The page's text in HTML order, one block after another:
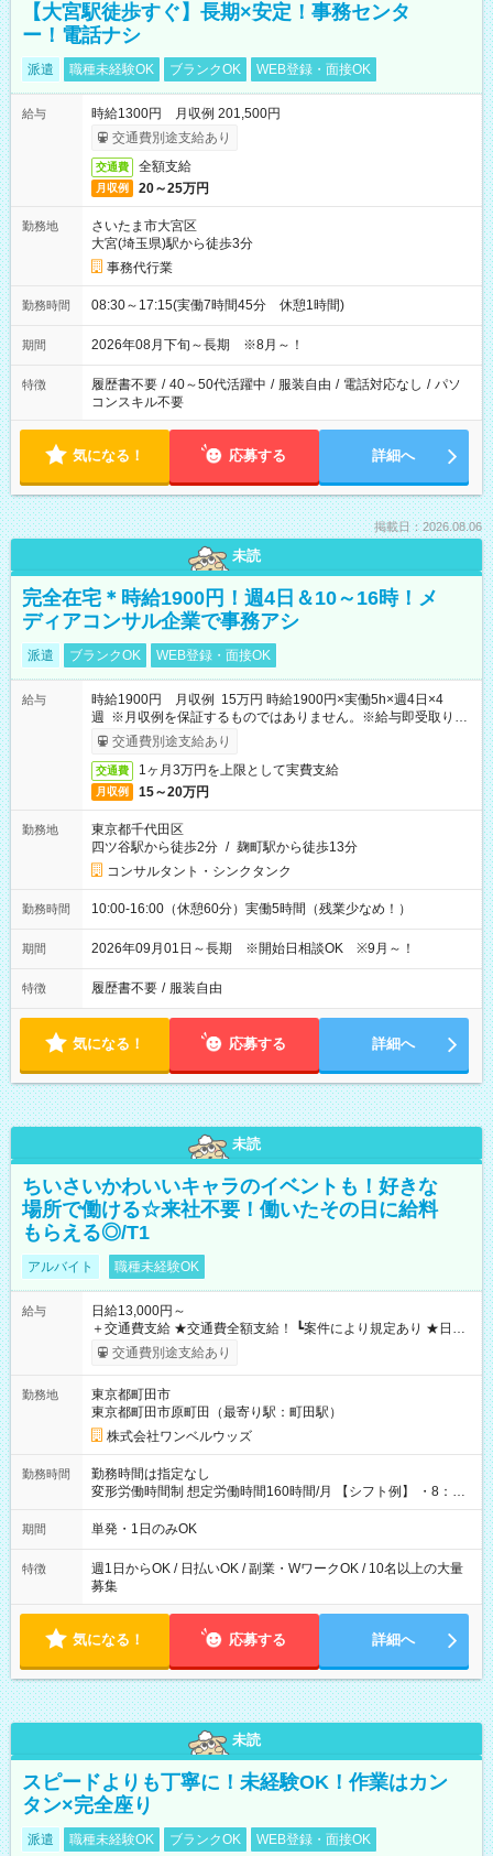
【大宮駅徒歩すぐ】長期×安定！事務センタ
ー！電話ナシ
派遣 職種未経験OK ブランクOK WEB登録・面接OK
給与
時給1300円 月収例 201,500円
交通費別途支給あり
交通費 全額支給
月収例 20～25万円
勤務地
さいたま市大宮区
大宮(埼玉県)駅から徒歩3分
事務代行業
勤務時間 08:30～17:15(実働7時間45分 休憩1時間)
期間 2026年08月下旬～長期 ※8月～！
特徴 履歴書不要 / 40～50代活躍中 / 服装自由 / 電話対応なし / パソ
コンスキル不要
気になる！ 応募する 詳細へ
掲載日：2026.08.06
未読
完全在宅＊時給1900円！週4日＆10～16時！メ
ディアコンサル企業で事務アシ
派遣 ブランクOK WEB登録・面接OK
給与
時給1900円 月収例 15万円 時給1900円×実働5h×週4日×4
週 ※月収例を保証するものではありません。※給与即受取りサ
ービス利用可（利用条件有）
交通費別途支給あり
交通費 1ヶ月3万円を上限として実費支給
月収例 15～20万円
勤務地
東京都千代田区
四ツ谷駅から徒歩2分 / 麹町駅から徒歩13分
コンサルタント・シンクタンク
勤務時間 10:00-16:00（休憩60分）実働5時間（残業少なめ！）
期間 2026年09月01日～長期 ※開始日相談OK ※9月～！
特徴 履歴書不要 / 服装自由
気になる！ 応募する 詳細へ
未読
ちいさいかわいいキャラのイベントも！好きな
場所で働ける☆来社不要！働いたその日に給料
もらえる◎/T1
アルバイト 職種未経験OK
給与
日給13,000円～
＋交通費支給 ★交通費全額支給！ ┗案件により規定あり ★日払
いOK！（規定あり） ┗働いたその日に現金GET♪ お仕事後はコ
ンビニATMから 日払い分を引き落とせます！ 【試用期間】試
交通費別途支給あり
勤務地
東京都町田市
東京都町田市原町田（最寄り駅：町田駅）
株式会社ワンベルウッズ
勤務時間
勤務時間は指定なし
変形労働時間制 想定労働時間160時間/月 【シフト例】 ・8：00
～21：00
期間 単発・1日のみOK
特徴
週1日からOK / 日払いOK / 副業・WワークOK / 10名以上の大量
募集
気になる！ 応募する 詳細へ
未読
スピードよりも丁寧に！未経験OK！作業はカン
タン×完全座り
派遣 職種未経験OK ブランクOK WEB登録・面接OK